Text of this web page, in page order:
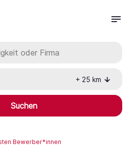
+ 25 km
Suchen
Bewerber*innen